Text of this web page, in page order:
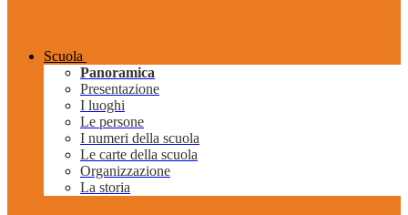
Scuola
Panoramica
Presentazione
I luoghi
Le persone
I numeri della scuola
Le carte della scuola
Organizzazione
La storia